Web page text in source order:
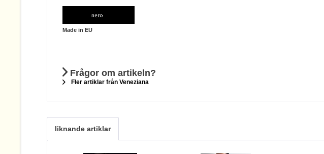
Made in EU
Frågor om artikeln?
Fler artiklar från Veneziana
liknande artiklar